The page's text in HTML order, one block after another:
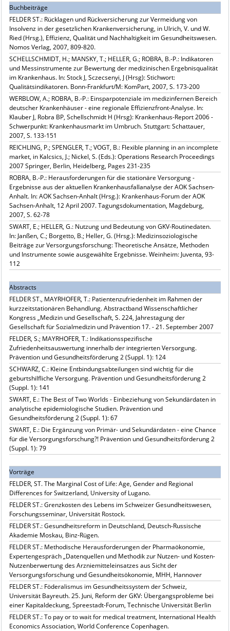
Buchbeiträge
FELDER ST.: Rücklagen und Rückversicherung zur Vermeidung von
Insolvenz in der gesetzlichen Krankenversicherung, in Ulrich, V. und W.
Ried (Hrsg.), Effizienz, Qualität und Nachhaltigkeit im Gesundheitswesen.
Nomos Verlag, 2007, 809-820.
SCHELLSCHMIDT, H.; MANSKY, T.; HELLER, G.; ROBRA, B.-P.: Indikatoren
und Messinstrumente zur Bewertung der medizinischen Ergebnisqualität
im Krankenhaus. In: Stock J, Sczecsenyi, J (Hrsg): Stichwort:
Qualitätsindikatoren. Bonn-Frankfurt/M: KomPart, 2007, S. 173-200
WERBLOW, A.; ROBRA, B.-P.: Einsparpotenziale im medizinfernen Bereich
deutscher Krankenhäuser - eine regionale Effizienzfront-Analyse. In:
Klauber J, Robra BP, Schellschmidt H (Hrsg): Krankenhaus-Report 2006 -
Schwerpunkt: Krankenhausmarkt im Umbruch. Stuttgart: Schattauer,
2007, S. 133-151
REICHLING, P.; SPENGLER, T.; VOGT, B.: Flexible planning in an incomplete
market, in Kalcsics, J.; Nickel, S. (Eds.): Operations Research Proceedings
2007 Springer, Berlin, Heidelberg, Pages 231-235
ROBRA, B.-P.: Herausforderungen für die stationäre Versorgung -
Ergebnisse aus der aktuellen Krankenhausfallanalyse der AOK Sachsen-
Anhalt. In: AOK Sachsen-Anhalt (Hrsg.): Krankenhaus-Forum der AOK
Sachsen-Anhalt, 12 April 2007. Tagungsdokumentation, Magdeburg,
2007, S. 62-78
SWART, E.; HELLER, G.: Nutzung und Bedeutung von GKV-Routinedaten.
In: Janßen, C.; Borgetto, B.; Heller, G. (Hrsg.): Medizinsoziologische
Beiträge zur Versorgungsforschung: Theoretische Ansätze, Methoden
und Instrumente sowie ausgewählte Ergebnisse. Weinheim: Juventa, 93-
112
Abstracts
FELDER ST., MAYRHOFER, T.: Patientenzufriedenheit im Rahmen der
kurzzeitstationären Behandlung. Abstractband Wissenschaftlicher
Kongress „Medizin und Gesellschaft, S. 224, Jahrestagung der
Gesellschaft für Sozialmedizin und Prävention 17. - 21. September 2007
FELDER, S.; MAYRHOFER, T.: Indikationsspezifische
Zufriedenheitsauswertung innerhalb der integrierten Versorgung.
Prävention und Gesundheitsförderung 2 (Suppl. 1): 124
SCHWARZ, C.: Kleine Entbindungsabteilungen sind wichtig für die
geburtshilfliche Versorgung. Prävention und Gesundheitsförderung 2
(Suppl. 1): 141
SWART, E.: The Best of Two Worlds - Einbeziehung von Sekundärdaten in
analytische epidemiologische Studien. Prävention und
Gesundheitsförderung 2 (Suppl. 1): 67
SWART, E.: Die Ergänzung von Primär- und Sekundärdaten - eine Chance
für die Versorgungsforschung?! Prävention und Gesundheitsförderung 2
(Suppl. 1): 79
Vorträge
FELDER, ST. The Marginal Cost of Life: Age, Gender and Regional
Differences for Switzerland, University of Lugano.
FELDER ST.: Grenzkosten des Lebens im Schweizer Gesundheitswesen,
Forschungsseminar, Universität Rostock.
FELDER ST.: Gesundheitsreform in Deutschland, Deutsch-Russische
Akademie Moskau, Binz-Rügen.
FELDER ST.: Methodische Herausforderungen der Pharmaökonomie,
Expertengespräch „Datenquellen und Methodik zur Nutzen- und Kosten-
Nutzenberwertung des Arzniemitteleinsatzes aus Sicht der
Versorgungsforschung und Gesundheitsökonomie, MHH, Hannover
FELDER ST.: Föderalismus im Gesundheitssystem der Schweiz,
Universität Bayreuth. 25. Juni, Reform der GKV: Übergangsprobleme bei
einer Kapitaldeckung, Spreestadt-Forum, Technische Universität Berlin
FELDER ST.: To pay or to wait for medical treatment, International Health
Economics Association, World Conference Copenhagen.